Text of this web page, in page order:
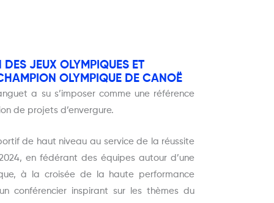
JEUX OLYMPIQUES ET
OLYMPIQUE DE CANOË
a su s’imposer comme une référence
de projets d’envergure.
de haut niveau au service de la réussite
en fédérant des équipes autour d’une
à la croisée de la haute performance
conférencier inspirant sur les thèmes du